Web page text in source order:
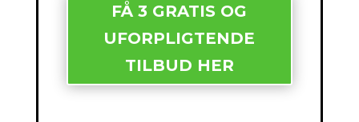
FÅ 3 GRATIS OG
UFORPLIGTENDE
TILBUD HER